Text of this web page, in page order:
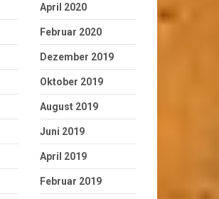
April 2020
Februar 2020
Dezember 2019
Oktober 2019
August 2019
Juni 2019
April 2019
Februar 2019